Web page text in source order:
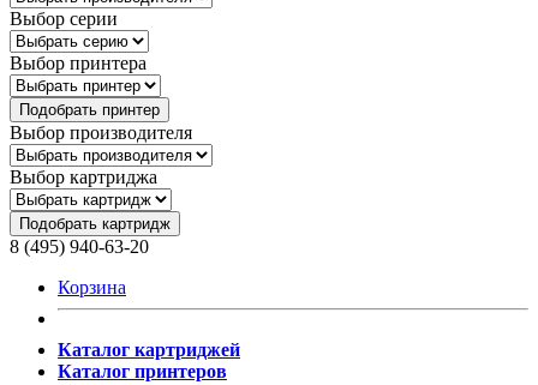
Выбор серии
Выбор принтера
Подобрать принтер
Выбор производителя
Выбор картриджа
Подобрать картридж
8 (495) 940-63-20
Корзина
Каталог картриджей
Каталог принтеров